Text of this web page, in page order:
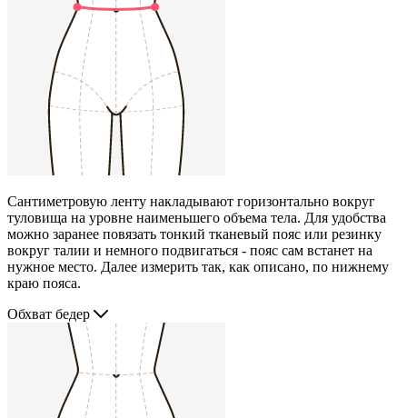
Сантиметровую ленту накладывают горизонтально вокруг
туловища на уровне наименьшего объема тела. Для удобства
можно заранее повязать тонкий тканевый пояс или резинку
вокруг талии и немного подвигаться - пояс сам встанет на
нужное место. Далее измерить так, как описано, по нижнему
краю пояса.
Обхват бедер